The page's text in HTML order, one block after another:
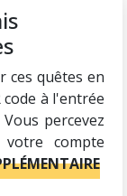
ces quêtes en
à l'entrée
percevez
compte